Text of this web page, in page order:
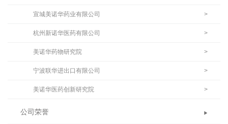
宣城美诺华药业有限公司 >
杭州新诺华医药有限公司 >
美诺华药物研究院 >
宁波联华进出口有限公司 >
美诺华医药创新研究院 >
公司荣誉